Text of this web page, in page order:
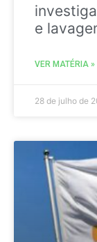
e
VER MATÉRIA »
28 de julho de